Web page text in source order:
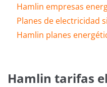
Hamlin empresas
Planes de electricidad
Hamlin planes
Hamlin tarifas